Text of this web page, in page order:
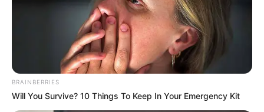
révéler qu’il est au courant de son infidélité
avec Nicolas Fourneau (Marc Fayet), le
directeur duMidi Libre
Derrière ce visage masqué se cache Guillaume
a publié une information le concernant, son
BRAINBERRIES
Will You Survive? 10 Things To Keep In Your Emergency Kit